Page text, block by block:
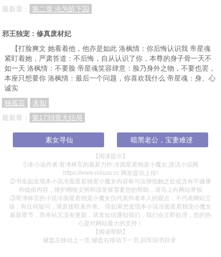
最新章：
第二章 沦为阶下囚
邪王独宠：修真废材妃
【打脸爽文 她看着他，他亦是如此 洛枫情：你后悔认识我 帝星魂
紧盯着她，严肃答道：不后悔，自从认识了你，本尊的身子骨一天不
如一天 洛枫情：不要脸 帝星魂笑容肆意：脸乃身外之物，不要也罢，
本座只想要你 洛枫情：最后一个问题，你喜欢我什么 帝星魂：身、心
诚实
独孤芸
未知
最新章：
第1739章大结局
素女寻仙 暗黑老公，宝妻难逑
【阅读提示】
①本小说作者:宥净林言的最新力作:冷面星君独宠小魔女,逆流小说网
https://www.niliuxs.cc 网友提供上传!
②书友如发现本小说冷面星君独宠小魔女内容有与法律抵触之处或含有不健康
和低俗内容，维护网络文明和谐发展需要您的帮助，请马上向网站举报
③宥净林言的小说冷面星君独宠小魔女仅代表作者本人的观点，不代表网站立
场，有任何疑问，请直接联系作者。 ④如果您发现本小说冷面星君独宠小魔女
最新章节，而本站又没有更新，请发短信通知我们，我们会立即处理，您的热
心是对网站最大的支持！
【阅读帮助】
键盘左移动上一页,键盘右移动下一页,回车回书目录.